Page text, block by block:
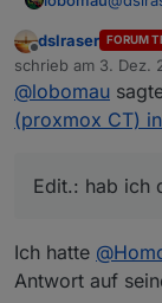
Edit.:
/etc/
deb
#
deb
Offline
dslraser FORUM
schrieb am 3. Dez.
zuletzt editiert von
@lobomau
(proxmox CT)
Edit.: hab ich
Ich hatte @
Antwort auf